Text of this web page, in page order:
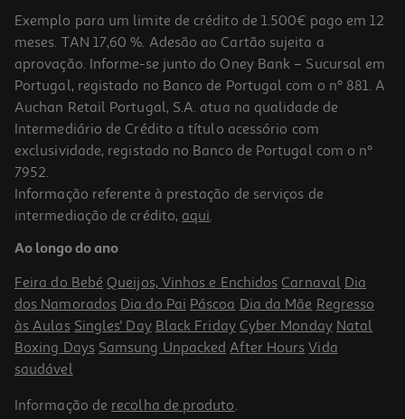
Exemplo para um limite de crédito de 1.500€ pago em 12
meses. TAN 17,60 %. Adesão ao Cartão sujeita a
aprovação. Informe-se junto do Oney Bank – Sucursal em
Portugal, registado no Banco de Portugal com o nº 881. A
Auchan Retail Portugal, S.A. atua na qualidade de
Intermediário de Crédito a título acessório com
exclusividade, registado no Banco de Portugal com o nº
7952.
Informação referente à prestação de serviços de
intermediação de crédito, aqui.
Ao longo do ano
Feira do Bebé Queijos, Vinhos e Enchidos Carnaval Dia
dos Namorados Dia do Pai Páscoa Dia da Mãe Regresso
às Aulas Singles' Day Black Friday Cyber Monday Natal
Boxing Days Samsung Unpacked After Hours Vida
saudável
Informação de recolha de produto.